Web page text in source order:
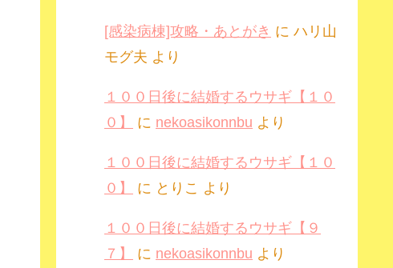
[感染病棟]攻略・あとがき に ハリ山
モグ夫 より
１００日後に結婚するウサギ【１０
０】
に nekoasikonnbu より
１００日後に結婚するウサギ【１０
０】
に とりこ より
１００日後に結婚するウサギ【９
７】
に nekoasikonnbu より